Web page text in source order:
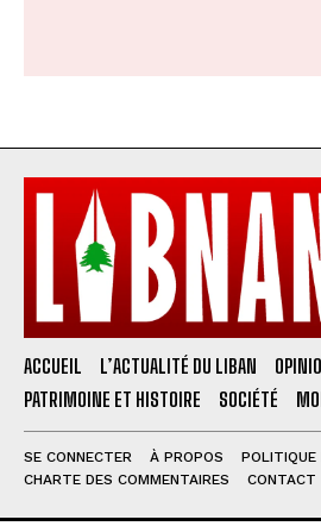
ACCUEIL L’ACTUALITÉ DU LIBAN
PATRIMOINE ET HISTOIRE
SOCIÉTÉ
SE CONNECTER À PROPOS
POLITIQUE
CHARTE DES COMMENTAIRES
CONTACT